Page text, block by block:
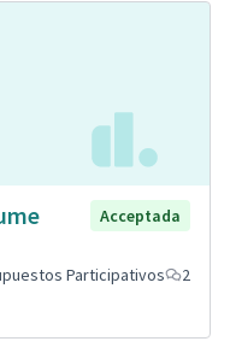
Acceptada
Participativos
2